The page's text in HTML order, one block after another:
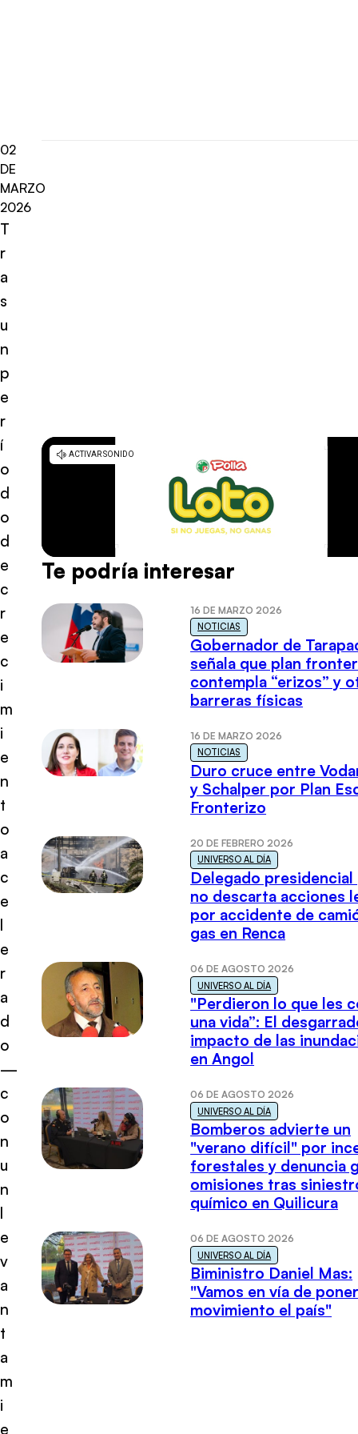
02
DE
MARZO
2026
T
r
a
s
u
n
p
e
r
í
o
d
o
d
e
c
r
e
c
i
m
i
e
n
t
o
a
c
e
l
e
r
a
d
o
—
c
o
n
u
n
l
e
v
a
n
t
a
m
i
e
Te podría interesar
16 DE MARZO 2026
NOTICIAS
Gobernador de
señala que plan
contempla “erizos” y
barreras físicas
16 DE MARZO 2026
NOTICIAS
Duro cruce entre
y Schalper por Plan
Fronterizo
20 DE FEBRERO 2026
UNIVERSO AL DÍA
Delegado presidencial
no descarta acciones
por accidente de
gas en Renca
06 DE AGOSTO 2026
UNIVERSO AL DÍA
"Perdieron lo que les
una vida”: El
impacto de las
en Angol
06 DE AGOSTO 2026
UNIVERSO AL DÍA
Bomberos advierte un
"verano difícil" por
forestales y denuncia
omisiones tras
químico en Quilicura
06 DE AGOSTO 2026
UNIVERSO AL DÍA
Biministro Daniel Mas:
"Vamos en vía de
movimiento el país"